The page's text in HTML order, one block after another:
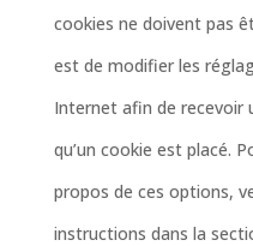
cookies ne doivent pas
est de modifier les
Internet afin de recevoir
qu’un cookie est placé.
propos de ces options,
instructions dans la